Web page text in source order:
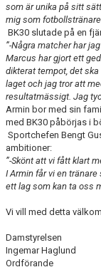
som är unika på sitt
mig som
BK30 slutade på en
”-Några matcher har
Marcus har gjort ett
dikterat tempot, det
laget och jag tror att
resultatmässigt. Jag
Armin bor med sin
med BK30 påbörjas i
Sportchefen Bengt
ambitioner:
”-Skönt att vi fått klart
I Armin får vi en
ett lag som kan ta oss
Vi vill med detta
Damstyrelsen
Ingemar Haglund
Ordförande